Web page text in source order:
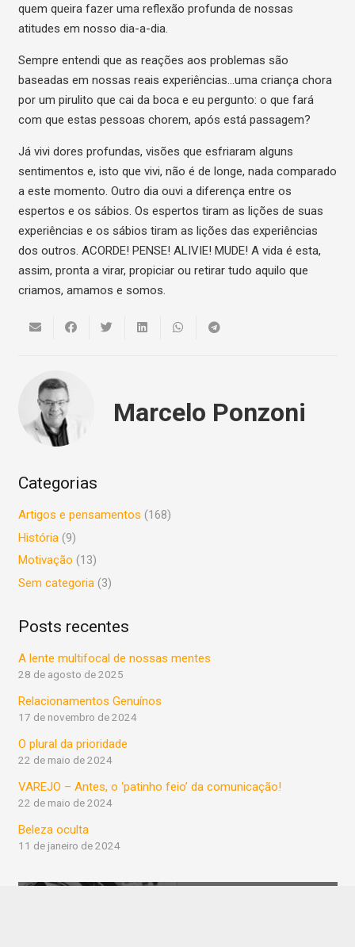
quem queira fazer uma reflexão profunda de nossas
atitudes em nosso dia-a-dia.
Sempre entendi que as reações aos problemas são
baseadas em nossas reais experiências…uma criança chora
por um pirulito que cai da boca e eu pergunto: o que fará
com que estas pessoas chorem, após está passagem?
Já vivi dores profundas, visões que esfriaram alguns
sentimentos e, isto que vivi, não é de longe, nada comparado
a este momento. Outro dia ouvi a diferença entre os
espertos e os sábios. Os espertos tiram as lições de suas
experiências e os sábios tiram as lições das experiências
dos outros. ACORDE! PENSE! ALIVIE! MUDE! A vida é esta,
assim, pronta a virar, propiciar ou retirar tudo aquilo que
criamos, amamos e somos.
Marcelo Ponzoni
Categorias
Artigos e pensamentos (168)
História(9)
Motivação (13)
Sem categoria(3)
Posts recentes
A lente multifocal de nossas mentes
28 de agosto de 2025
Relacionamentos Genuínos
17 de novembro de 2024
O plural da prioridade
22 de maio de 2024
VAREJO – Antes, o ‘patinho feio’ da comunicação!
22 de maio de 2024
Beleza oculta
11 de janeiro de 2024